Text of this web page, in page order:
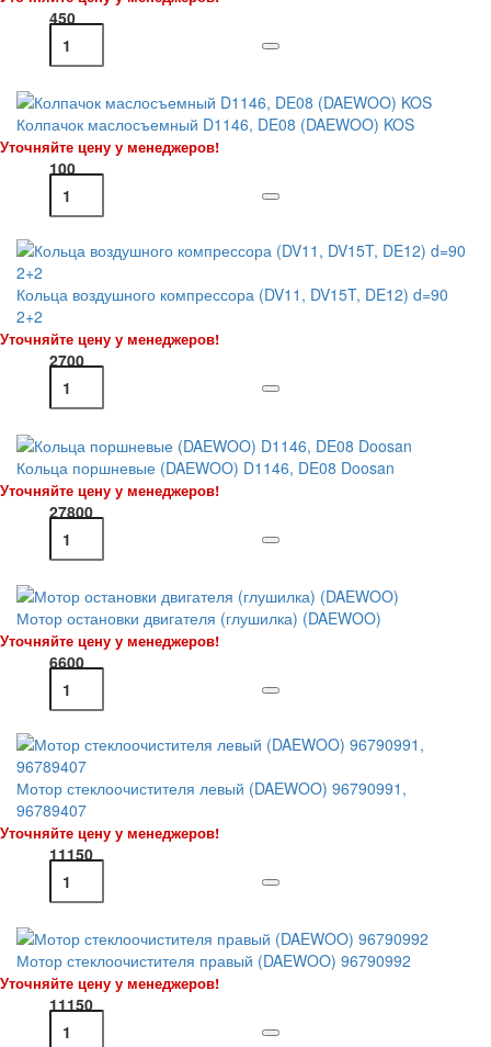
450
Колпачок маслосъемный D1146, DE08 (DAEWOO) KOS
Уточняйте цену у менеджеров!
100
Кольца воздушного компрессора (DV11, DV15T, DE12) d=90
2+2
Уточняйте цену у менеджеров!
2700
Кольца поршневые (DAEWOO) D1146, DE08 Doosan
Уточняйте цену у менеджеров!
27800
Мотор остановки двигателя (глушилка) (DAEWOO)
Уточняйте цену у менеджеров!
6600
Мотор стеклоочистителя левый (DAEWOO) 96790991,
96789407
Уточняйте цену у менеджеров!
11150
Мотор стеклоочистителя правый (DAEWOO) 96790992
Уточняйте цену у менеджеров!
11150